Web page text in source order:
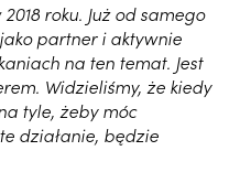
roku. Już od samego
partner i aktywnie
na ten temat. Jest
Widzieliśmy, że kiedy
tyle, żeby móc
działanie, będzie